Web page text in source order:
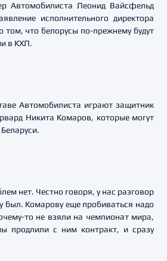
Автомобилиста Леонид Вайсфельд
исполнительного директора
что белорусы по-прежнему будут
в КХЛ.
Автомобилиста играют защитник
Никита Комаров, которые могут
нет. Честно говоря, у нас разговор
был. Комарову еще пробиваться надо
то не взяли на чемпионат мира,
продлили с ним контракт, и сразу